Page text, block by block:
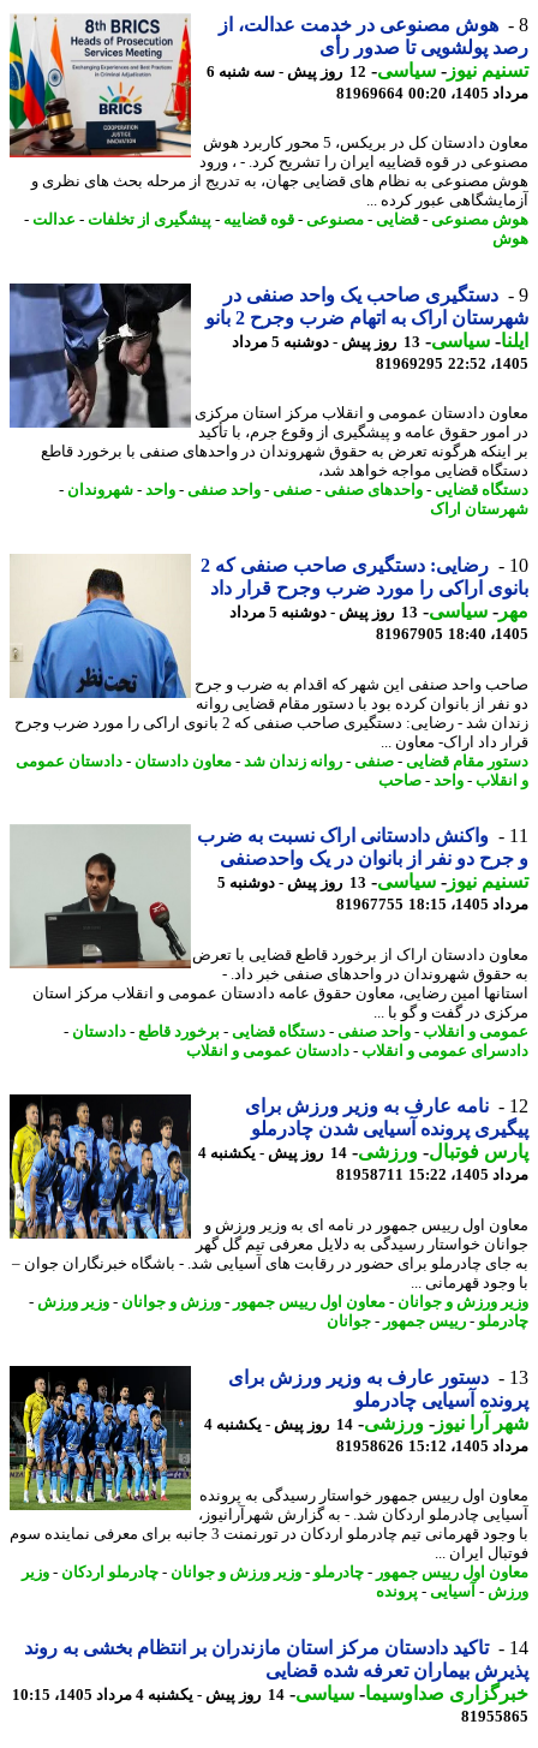
هوش مصنوعی در خدمت عدالت، از
پولشویی تا صدور رأی
نیوز-سیاسی-
12 روز پیش - سه شنبه 6
00:20
81969664
معاون دادستان کل در بریکس، 5 محور کاربرد هوش
در قوه قضاییه ایران را تشریح کرد. - ، ورود
مصنوعی به نظام های قضایی جهان، به تدریج از مرحله بحث های نظری و
عبور کرده ...
مصنوعی-قضایی-مصنوعی-قوه قضاییه-پیشگیری از تخلفات-عدالت-
دستگیری صاحب یک واحد صنفی در
اراک به اتهام ضرب وجرح 2 بانو
-سیاسی-
13 روز پیش - دوشنبه 5 مرداد
81969295
دادستان عمومی و انقلاب مرکز استان مرکزی
حقوق عامه و پیشگیری از وقوع جرم، با تأکید
هرگونه تعرض به حقوق شهروندان در واحدهای صنفی با برخورد قاطع
قضایی مواجه خواهد شد،
قضایی-واحدهای صنفی-صنفی-واحد صنفی-واحد-شهروندان-
اراک
رضایی: دستگیری صاحب صنفی که 2
اراکی را مورد ضرب وجرح قرار داد
-سیاسی-
13 روز پیش - دوشنبه 5 مرداد
81967905
واحد صنفی این شهر که اقدام به ضرب و جرح
از بانوان کرده بود با دستور مقام قضایی روانه
زندان شد - رضایی: دستگیری صاحب صنفی که 2 بانوی اراکی را مورد ضرب وجرح
داد اراک- معاون ...
مقام قضایی-صنفی-روانه زندان شد-معاون دادستان-دادستان عمومی
-واحد-صاحب
واکنش دادستانی اراک نسبت به ضرب
دو نفر از بانوان در یک واحدصنفی
نیوز-سیاسی-
13 روز پیش - دوشنبه 5
18:15
81967755
دادستان اراک از برخورد قاطع قضایی با تعرض
شهروندان در واحدهای صنفی خبر داد. -
امین رضایی، معاون حقوق عامه دادستان عمومی و انقلاب مرکز استان
در گفت و گو با ...
و انقلاب-واحد صنفی-دستگاه قضایی-برخورد قاطع-دادستان-
عمومی و انقلاب-دادستان عمومی و انقلاب
نامه عارف به وزیر ورزش برای
پرونده آسیایی شدن چادرملو
فوتبال-ورزشی-
14 روز پیش - یکشنبه 4
15:22
81958711
اول رییس جمهور در نامه ای به وزیر ورزش و
خواستار رسیدگی به دلایل معرفی تیم گل گهر
چادرملو برای حضور در رقابت های آسیایی شد. - باشگاه خبرنگاران جوان –
قهرمانی ...
ورزش و جوانان-معاون اول رییس جمهور-ورزش و جوانان-وزیر ورزش -
-رییس جمهور-جوانان
دستور عارف به وزیر ورزش برای
آسیایی چادرملو
آرا نیوز-ورزشی-
14 روز پیش - یکشنبه 4
15:12
81958626
اول رییس جمهور خواستار رسیدگی به پرونده
چادرملو اردکان شد. - به گزارش شهرآرانیوز،
با وجود قهرمانی تیم چادرملو اردکان در تورنمنت 3 جانبه برای معرفی نماینده سوم
ایران ...
اول رییس جمهور-چادرملو-وزیر ورزش و جوانان-چادرملو اردکان-وزیر
-آسیایی-پرونده
تاکید دادستان مرکز استان مازندران بر انتظام بخشی به روند
بیماران تعرفه شده قضایی
صداوسیما-سیاسی-14 روز پیش - یکشنبه 4 مرداد 1405، 10:15